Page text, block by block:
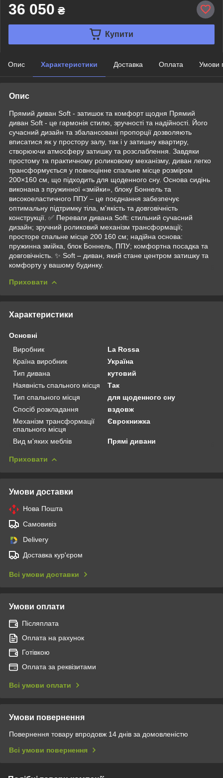
36 050 ₴
Купити
Опис Характеристики Доставка Оплата Умови
Опис
Прямий диван Soft - затишок та комфорт щодня Прямий
диван Soft - це гармонія стилю, зручності та надійності. Його
сучасний дизайн та збалансовані пропорції дозволяють
вписатися як у простору залу, так і у затишну квартиру,
створюючи атмосферу затишку та розслаблення. Завдяки
простому та практичному роликовому механізму, диван легко
трансформується у повноцінне спальне місце розміром
200×160 см, що підходить для щоденного сну. Основа сидінь
виконана з пружинної «змійки», блоку Боннель та
високоеластичного ППУ – це поєднання забезпечує
оптимальну підтримку тіла, м'якість та довговічність
конструкції. ✅ Переваги дивана Soft: стильний сучасний
дизайн; зручний роликовий механізм трансформації;
просторе спальне місце 200 160 см; надійна основа:
пружинна змійка, блок Боннель, ППУ; комфортна посадка та
довговічність. ✨ Soft – диван, який стане центром затишку та
комфорту у вашому будинку.
Приховати
Характеристики
Основні
Виробник
La Rossa
Країна виробник
Україна
Тип дивана
кутовий
Наявність спального місця
Так
Тип спального місця
для щоденного сну
Спосіб розкладання
вздовж
Механізм трансформації
спального місця
Єврокнижка
Вид м'яких меблів Прямі дивани
Приховати
Умови доставки
Нова Пошта
Самовивіз
Delivery
Доставка кур'єром
Всі умови доставки
Умови оплати
Післяплата
Оплата на рахунок
Готівкою
Оплата за реквізитами
Всі умови оплати
Умови повернення
Повернення товару впродовж 14 днів за домовленістю
Всі умови повернення